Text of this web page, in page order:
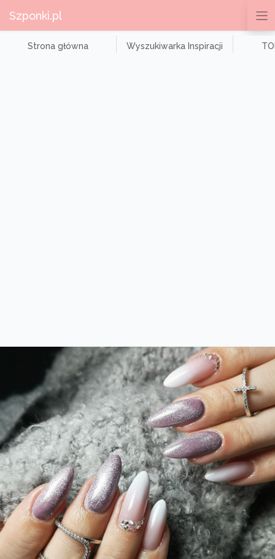
Szponki.pl
Strona główna Wyszukiwarka Inspiracji